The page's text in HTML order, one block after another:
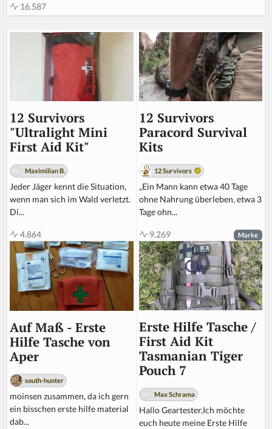
16.587
12 Survivors
"Ultralight Mini
First Aid Kit"
Maximilian B.
Jeder Jäger kennt die Situation,
wenn man sich im Wald verletzt.
Di...
4.864
12 Survivors
Paracord Survival
Kits
12 Survivors
„Ein Mann kann etwa 40 Tage
ohne Nahrung überleben, etwa 3
Tage ohn...
9.269 Marke
Auf Maß - Erste
Hilfe Tasche von
Aper
south-hunter
moinsen zusammen, da ich gern
ein bisschen erste hilfe material
dab...
Erste Hilfe Tasche /
First Aid Kit
Tasmanian Tiger
Pouch 7
Max Schrama
Hallo Geartester,Ich möchte
euch heute meine Erste Hilfe